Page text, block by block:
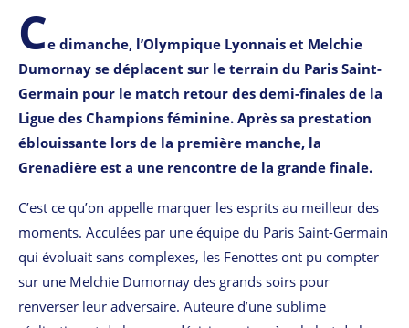
Ce dimanche, l’Olympique Lyonnais et Melchie
Dumornay se déplacent sur le terrain du Paris Saint-
Germain pour le match retour des demi-finales de la
Ligue des Champions féminine. Après sa prestation
éblouissante lors de la première manche, la
Grenadière est a une rencontre de la grande finale.
C’est ce qu’on appelle marquer les esprits au meilleur des
moments. Acculées par une équipe du Paris Saint-Germain
qui évoluait sans complexes, les Fenottes ont pu compter
sur une Melchie Dumornay des grands soirs pour
renverser leur adversaire. Auteure d’une sublime